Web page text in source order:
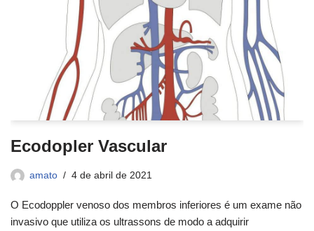
Ecodopler Vascular
amato 4 de abril de 2021
O Ecodoppler venoso dos membros inferiores é um exame não
invasivo que utiliza os ultrassons de modo a adquirir